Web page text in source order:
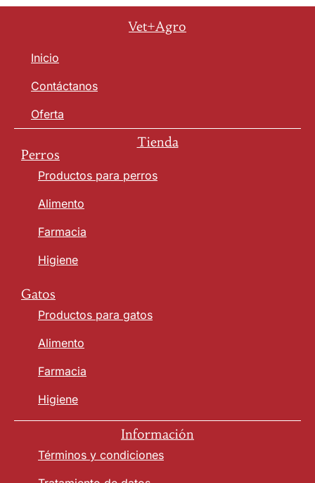
Vet+Agro
Inicio
Contáctanos
Oferta
Tienda
Perros
Productos para perros
Alimento
Farmacia
Higiene
Gatos
Productos para gatos
Alimento
Farmacia
Higiene
Información
Términos y condiciones